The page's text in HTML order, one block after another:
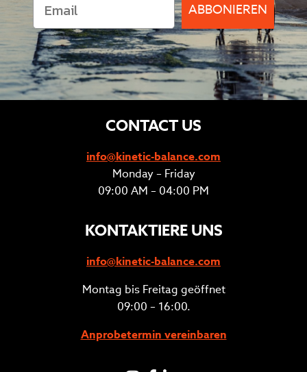
ABBONIEREN
CONTACT US
info@kinetic-balance.com
Monday – Friday
09:00 AM – 04:00 PM
KONTAKTIERE UNS
info@kinetic-balance.com
Montag bis Freitag geöffnet
09:00 – 16:00.
Anprobetermin vereinbaren